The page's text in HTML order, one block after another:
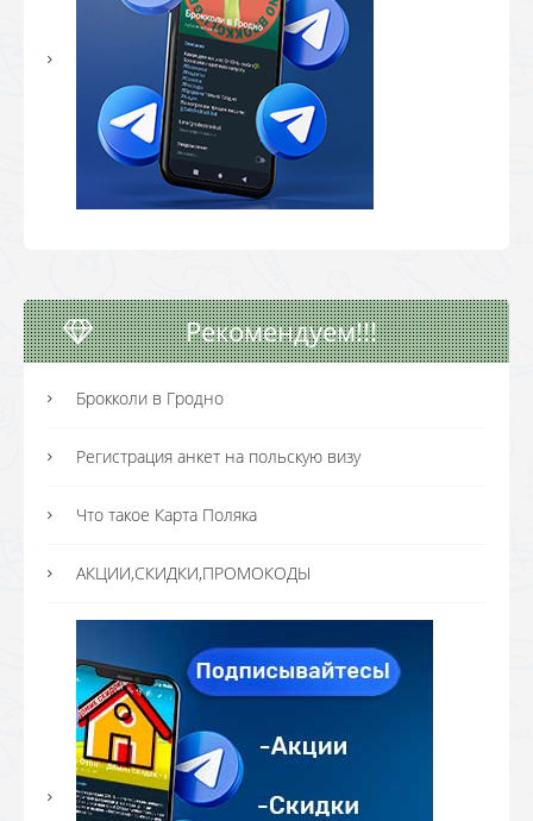
Рекомендуем!!!
Брокколи в Гродно
Регистрация анкет на польскую визу
Что такое Карта Поляка
АКЦИИ,СКИДКИ,ПРОМОКОДЫ